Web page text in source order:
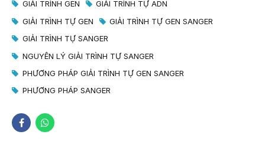
GIẢI TRÌNH GEN
GIẢI TRÌNH TỰ ADN
GIẢI TRÌNH TỰ GEN
GIẢI TRÌNH TỰ GEN SANGER
GIẢI TRÌNH TỰ SANGER
NGUYÊN LÝ GIẢI TRÌNH TỰ SANGER
PHƯƠNG PHÁP GIẢI TRÌNH TỰ GEN SANGER
PHƯƠNG PHÁP SANGER